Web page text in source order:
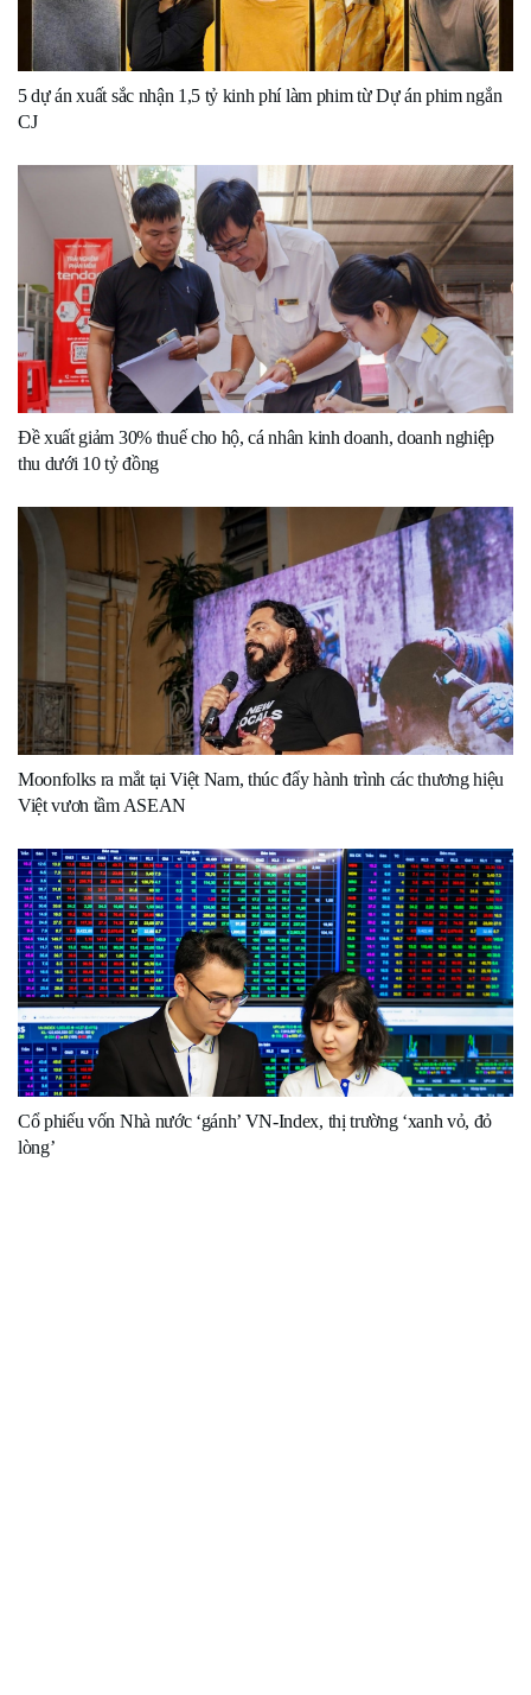
5 dự án xuất sắc nhận 1,5 tỷ kinh phí làm phim từ Dự án phim ngắn
CJ
Đề xuất giảm 30% thuế cho hộ, cá nhân kinh doanh, doanh nghiệp
thu dưới 10 tỷ đồng
Moonfolks ra mắt tại Việt Nam, thúc đẩy hành trình các thương hiệu
Việt vươn tầm ASEAN
Cổ phiếu vốn Nhà nước ‘gánh’ VN-Index, thị trường ‘xanh vỏ, đỏ
lòng’